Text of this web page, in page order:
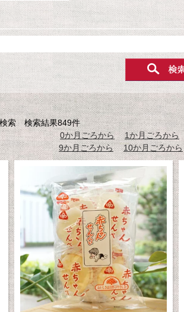
検索 検索結果849件
0か月ごろから
1か月ごろから
9か月ごろから
10か月ごろから